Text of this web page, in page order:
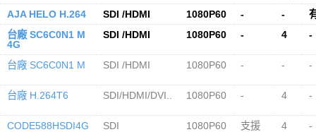
AJA HELO H.264 SDI /HDMI 1080P60 - -
台廠 SC6C0N1 M
4G
SDI /HDMI 1080P60 - 4 -
台廠 SC6C0N1 M SDI /HDMI 1080P60 - - -
台廠 H.264T6 SDI/HDMI/DVI.. 1080P60 - 4 -
CODE588HSDI4G SDI 1080P60 支援 4 -